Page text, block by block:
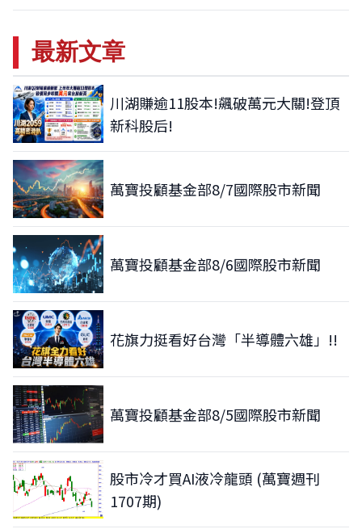
最新文章
川湖賺逾11股本!飆破萬元大關!登頂
新科股后!
萬寶投顧基金部8/7國際股市新聞
萬寶投顧基金部8/6國際股市新聞
花旗力挺看好台灣「半導體六雄」!!
萬寶投顧基金部8/5國際股市新聞
股市冷才買AI液冷龍頭 (萬寶週刊
1707期)